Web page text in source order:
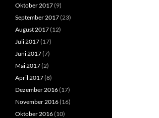
Oktober 2017(9)
September 2017(23)
August 2017(12)
Juli 2017(17)
Juni 2017(7)
Mai 2017(2)
April 2017(8)
Dezember 2016(17)
November 2016(16)
Oktober 2016(10)